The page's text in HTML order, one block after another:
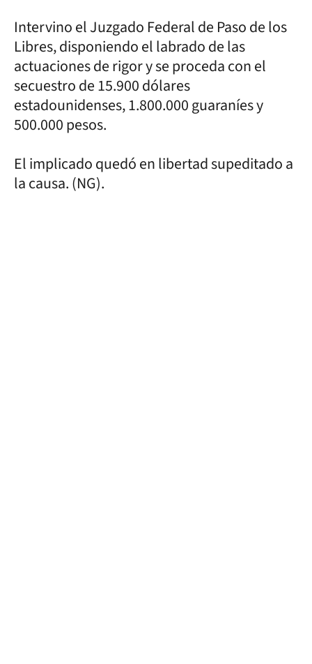
Intervino el Juzgado Federal de Paso de los
Libres, disponiendo el labrado de las
actuaciones de rigor y se proceda con el
secuestro de 15.900 dólares
estadounidenses, 1.800.000 guaraníes y
500.000 pesos.
El implicado quedó en libertad supeditado a
la causa. (NG).